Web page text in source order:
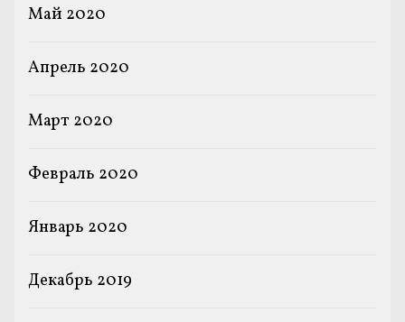
Май 2020
Апрель 2020
Март 2020
Февраль 2020
Январь 2020
Декабрь 2019